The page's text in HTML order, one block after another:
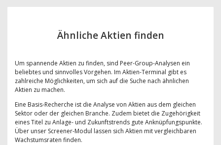
Ähnliche Aktien finden
Um spannende Aktien zu finden, sind Peer-Group-Analysen ein
beliebtes und sinnvolles Vorgehen. Im Aktien-Terminal gibt es
zahlreiche Möglichkeiten, um sich auf die Suche nach ähnlichen
Aktien zu machen.
Eine Basis-Recherche ist die Analyse von Aktien aus dem gleichen
Sektor oder der gleichen Branche. Zudem bietet die Zugehörigkeit
eines Titel zu Anlage- und Zukunftstrends gute Anknüpfungspunkte.
Über unser Screener-Modul lassen sich Aktien mit vergleichbaren
Wachstumsraten finden.